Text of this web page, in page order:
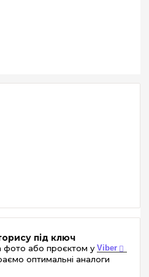
під ключ
фото або проєктом у Viber
оптимальні аналоги